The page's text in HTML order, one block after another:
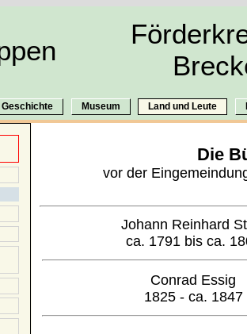
Geschichte Museum Land und Leute
Die
vor der
Johann Reinhard
ca. 1791 bis ca.
Conrad Essig
1825 - ca. 1847